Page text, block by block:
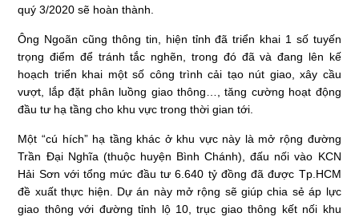
quý 3/2020 sẽ hoàn thành.
Ông Ngoãn cũng thông tin, hiện tỉnh đã triển khai 1 số tuyến
trọng điểm để tránh tắc nghẽn, trong đó đã và đang lên kế
hoạch triển khai một số công trình cải tạo nút giao, xây cầu
vượt, lắp đặt phân luồng giao thông…, tăng cường hoạt động
đầu tư hạ tầng cho khu vực trong thời gian tới.
Một “cú hích” hạ tầng khác ở khu vực này là mở rộng đường
Trần Đại Nghĩa (thuộc huyện Bình Chánh), đấu nối vào KCN
Hải Sơn với tổng mức đầu tư 6.640 tỷ đồng đã được Tp.HCM
đề xuất thực hiện. Dự án này mở rộng sẽ giúp chia sẻ áp lực
giao thông với đường tỉnh lộ 10, trục giao thông kết nối khu